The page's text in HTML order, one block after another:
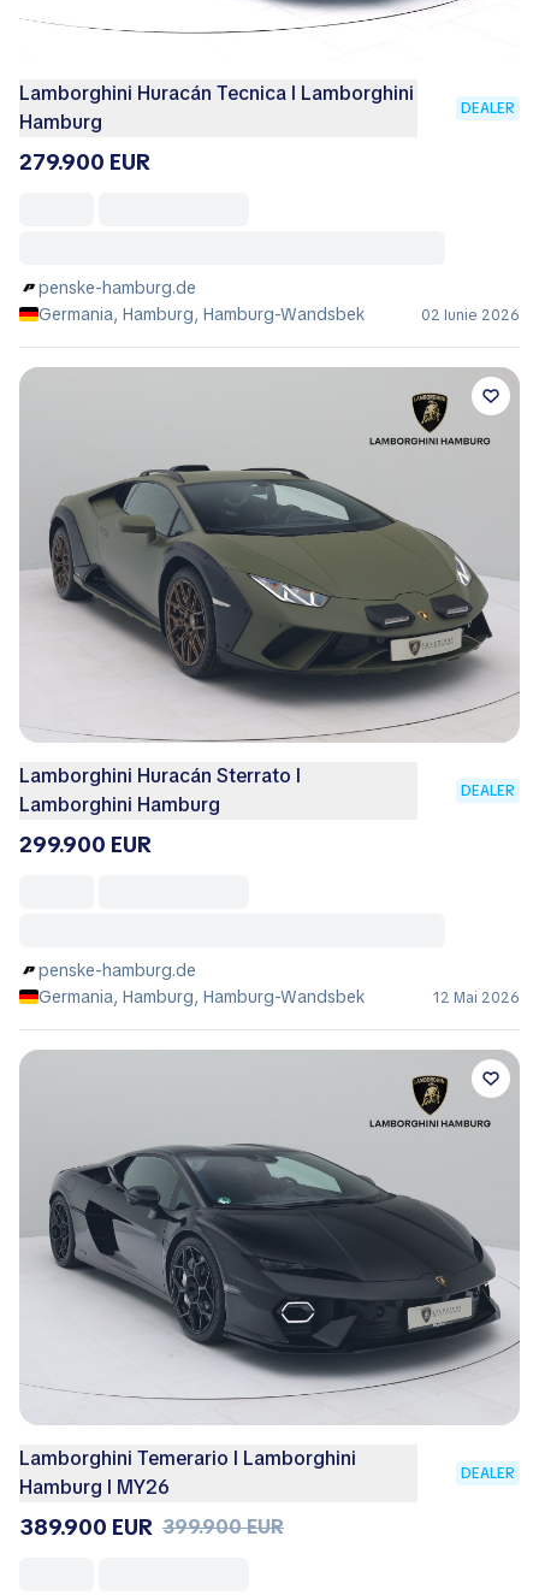
Lamborghini Huracán Tecnica I Lamborghini
Hamburg
DEALER
279.900 EUR
penske-hamburg.de
Germania, Hamburg, Hamburg-Wandsbek
02 Iunie 2026
Lamborghini Huracán Sterrato I
Lamborghini Hamburg
DEALER
299.900 EUR
penske-hamburg.de
Germania, Hamburg, Hamburg-Wandsbek
12 Mai 2026
Lamborghini Temerario I Lamborghini
Hamburg I MY26
DEALER
389.900 EUR 399.900 EUR